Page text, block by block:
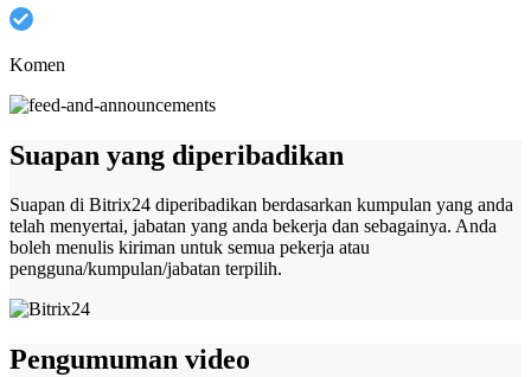
Komen
Suapan yang diperibadikan
Suapan di Bitrix24 diperibadikan berdasarkan kumpulan yang anda
telah menyertai, jabatan yang anda bekerja dan sebagainya. Anda
boleh menulis kiriman untuk semua pekerja atau
pengguna/kumpulan/jabatan terpilih.
Pengumuman video